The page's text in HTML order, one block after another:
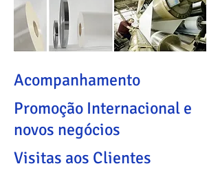
Acompanhamento
Promoção Internacional e
novos negócios
Visitas aos Clientes